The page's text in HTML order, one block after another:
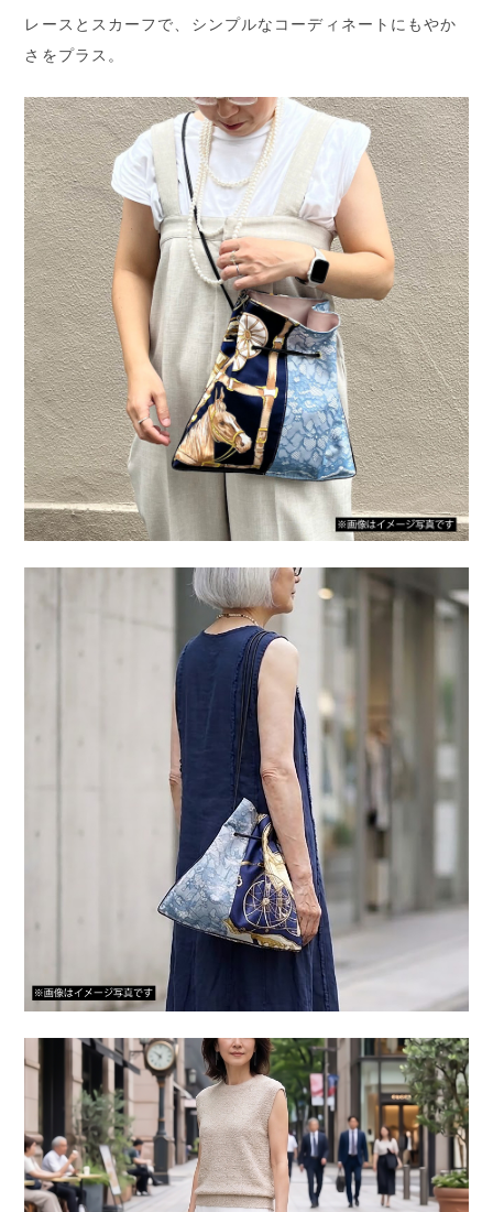
レースとスカーフで、シンプルなコーディネートにもやか
さをプラス。